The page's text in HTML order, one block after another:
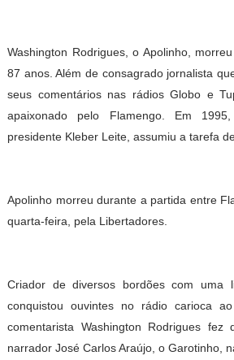
Washington Rodrigues, o Apolinho,
87 anos. Além de consagrado jornalista
seus comentários nas rádios Globo e
apaixonado pelo Flamengo. Em
presidente Kleber Leite, assumiu a tarefa
Apolinho morreu durante a partida entre
quarta-feira, pela Libertadores.
Criador de diversos bordões com uma
conquistou ouvintes no rádio carioca
comentarista Washington Rodrigues
narrador José Carlos Araújo, o Garotinho,